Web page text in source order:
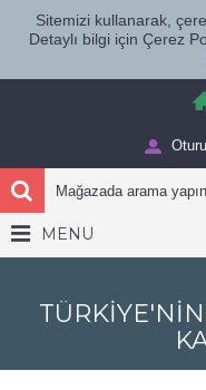
Sitemizi kullanarak,
Detaylı bilgi için Çerez
MENU